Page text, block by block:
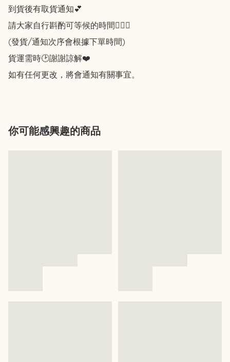
到貨後有取貨通知💕
請大家自行斟酌可等候的時間🙇🏻‍♀️
(發貨/通知次序會根據下單時間)
貨運需時🕑謝謝諒解❤️
如有任何更改，將會通知有關事宜。
你可能感興趣的商品